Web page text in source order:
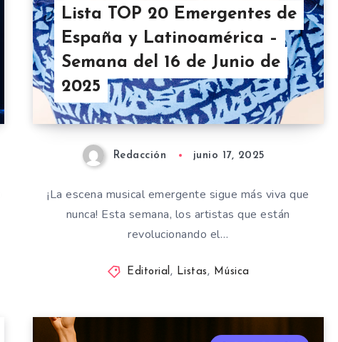
Lista TOP 20 Emergentes de
España y Latinoamérica –
Semana del 16 de Junio de
2025
Redacción junio 17, 2025
¡La escena musical emergente sigue más viva que
nunca! Esta semana, los artistas que están
revolucionando el…
Editorial, Listas, Música